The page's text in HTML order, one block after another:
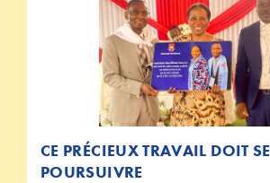
CE PRÉCIEUX TRAVAIL DOIT SE
POURSUIVRE